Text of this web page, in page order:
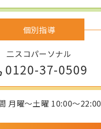
個別指導
二スコパーソナル
0120-37-0509
月曜～土曜 10:00～22:00